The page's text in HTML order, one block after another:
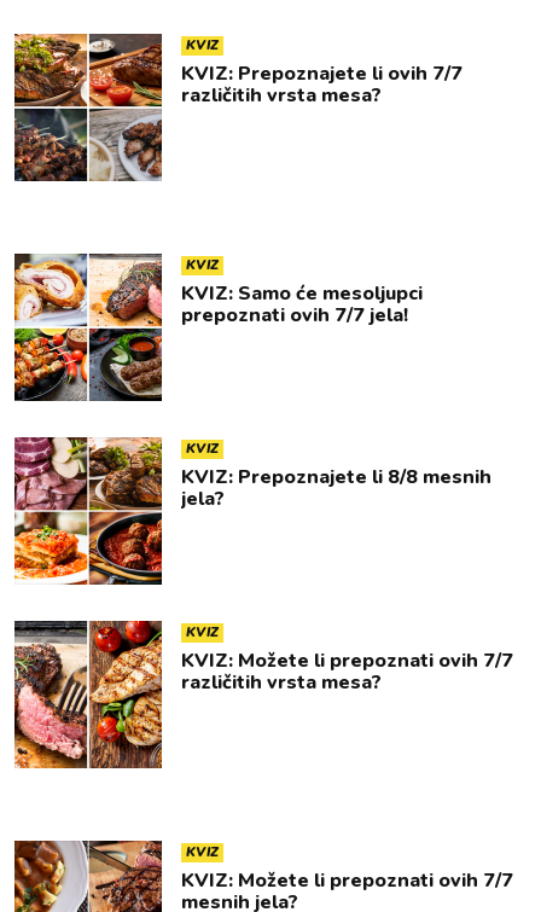
KVIZ
KVIZ: Prepoznajete li ovih 7/7
različitih vrsta mesa?
KVIZ
KVIZ: Samo će mesoljupci
prepoznati ovih 7/7 jela!
KVIZ
KVIZ: Prepoznajete li 8/8 mesnih
jela?
KVIZ
KVIZ: Možete li prepoznati ovih 7/7
različitih vrsta mesa?
KVIZ
KVIZ: Možete li prepoznati ovih 7/7
mesnih jela?